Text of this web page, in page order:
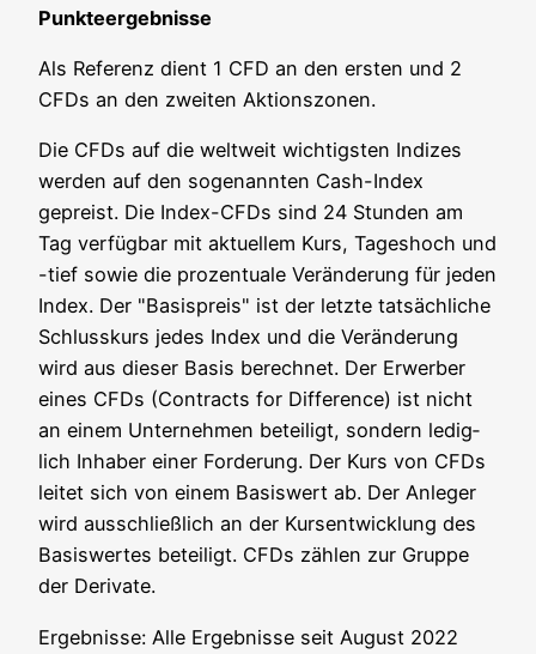
Punkteergebnisse
Als Refe­renz dient 1 CFD an den ers­ten und 2
CFDs an den zwei­ten Aktionszonen.
Die CFDs auf die welt­weit wich­tigs­ten Indi­zes
wer­den auf den soge­nann­ten Cash-Index
gepreist. Die Index-CFDs sind 24 Stun­den am
Tag ver­füg­bar mit aktu­el­lem Kurs, Tages­hoch und
-tief sowie die pro­zen­tua­le Ver­än­de­rung für jeden
Index. Der "Basis­preis" ist der letz­te tat­säch­li­che
Schluss­kurs jedes Index und die Ver­än­de­rung
wird aus die­ser Basis berech­net. Der Erwer­ber
eines CFDs (Con­tracts for Dif­fe­rence) ist nicht
an einem Unter­neh­men betei­ligt, son­dern ledig­
lich Inha­ber einer For­de­rung. Der Kurs von CFDs
lei­tet sich von einem Basis­wert ab. Der Anle­ger
wird aus­schließ­lich an der Kurs­ent­wick­lung des
Basis­wer­tes betei­ligt. CFDs zäh­len zur Grup­pe
der Derivate.
Ergeb­nis­se: Alle Ergeb­nis­se seit August 2022